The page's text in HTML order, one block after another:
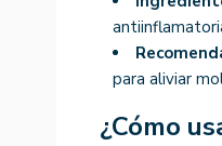
para aliviar
¿Cómo